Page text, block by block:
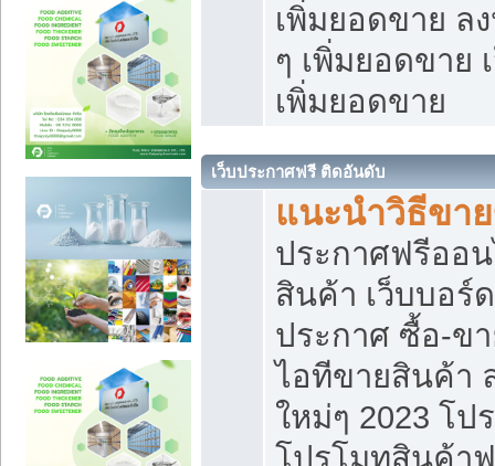
เพิ่มยอดขาย ล
ๆ เพิ่มยอดขาย
เพิ่มยอดขาย
เว็บประกาศฟรี ติดอันดับ
แนะนำวิธีขา
ประกาศฟรีออ
สินค้า เว็บบอร์
ประกาศ ซื้อ-ข
ไอทีขายสินค้า
ใหม่ๆ 2023 โป
โปรโมทสินค้า